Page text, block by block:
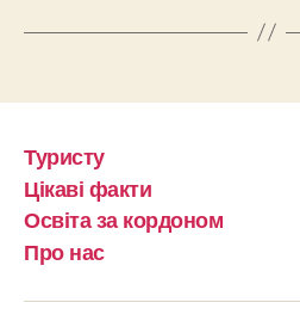
Туристу
Цікаві факти
Освіта за кордоном
Про нас